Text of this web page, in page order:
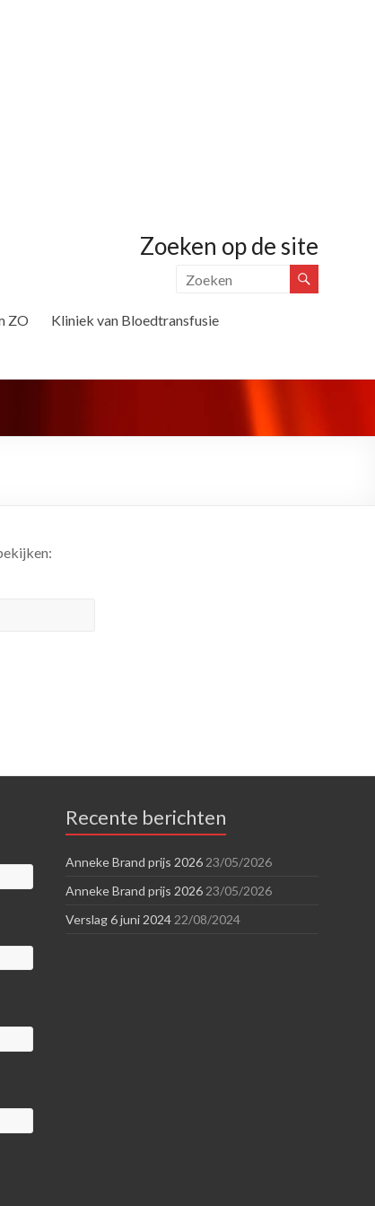
Zoeken op de site
ZO
Kliniek van Bloedtransfusie
Recente berichten
Anneke Brand prijs 2026 23/05/2026
Anneke Brand prijs 2026 23/05/2026
Verslag 6 juni 2024 22/08/2024